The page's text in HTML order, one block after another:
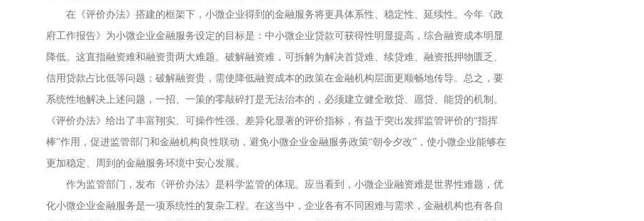
在《评价办法》搭建的框架下，小微企业得到的金融服务将更具体系性、稳定性、延续性。今年《政
府工作报告》为小微企业金融服务设定的目标是：中小微企业贷款可获得性明显提高，综合融资成本明显
降低。这直指融资难和融资贵两大难题。破解融资难，可拆解为解决首贷难、续贷难、融资抵押物匮乏、
信用贷款占比低等问题；破解融资贵，需使降低融资成本的政策在金融机构层面更顺畅地传导。总之，要
系统性地解决上述问题，一招、一策的零敲碎打是无法治本的，必须建立健全敢贷、愿贷、能贷的机制。
《评价办法》给出了丰富翔实、可操作性强、差异化显著的评价指标，有益于突出发挥监管评价的“指挥
棒”作用，促进监管部门和金融机构良性联动，避免小微企业金融服务政策“朝令夕改”，使小微企业能够在
更加稳定、周到的金融服务环境中安心发展。
作为监管部门，发布《评价办法》是科学监管的体现。应当看到，小微企业融资难是世界性难题，优
化小微企业金融服务是一项系统性的复杂工程。在这当中，企业各有不同困难与需求，金融机构也有各自